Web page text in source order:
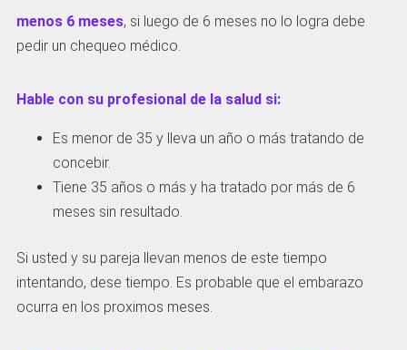
menos 6 meses, si luego de 6 meses no lo logra debe
pedir un chequeo médico.
Hable con su profesional de la salud si:
Es menor de 35 y lleva un año o más tratando de
concebir.
Tiene 35 años o más y ha tratado por más de 6
meses sin resultado.
Si usted y su pareja llevan menos de este tiempo
intentando, dese tiempo. Es probable que el embarazo
ocurra en los proximos meses.